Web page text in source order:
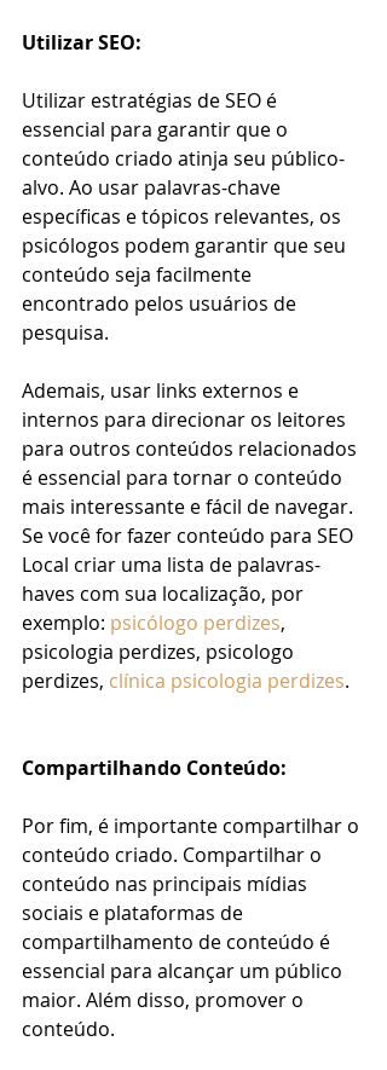
Utilizar SEO:
Utilizar estratégias de SEO é
essencial para garantir que o
conteúdo criado atinja seu público-
alvo. Ao usar palavras-chave
específicas e tópicos relevantes, os
psicólogos podem garantir que seu
conteúdo seja facilmente
encontrado pelos usuários de
pesquisa.
Ademais, usar links externos e
internos para direcionar os leitores
para outros conteúdos relacionados
é essencial para tornar o conteúdo
mais interessante e fácil de navegar.
Se você for fazer conteúdo para SEO
Local criar uma lista de palavras-
haves com sua localização, por
exemplo: psicólogo perdizes,
psicologia perdizes, psicologo
perdizes, clínica psicologia perdizes.
Compartilhando Conteúdo:
Por fim, é importante compartilhar o
conteúdo criado. Compartilhar o
conteúdo nas principais mídias
sociais e plataformas de
compartilhamento de conteúdo é
essencial para alcançar um público
maior. Além disso, promover o
conteúdo.